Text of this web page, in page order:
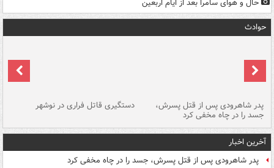
حال و هوای سامرا بعد از ایام اربعین
حوادث
پدر شاهرودی پس از قتل پسرش،
جسد را در چاه مخفی کرد
دستگیری قاتل فراری در نوشهر
آخرین اخبار
پدر شاهرودی پس از قتل پسرش، جسد را در چاه مخفی کرد